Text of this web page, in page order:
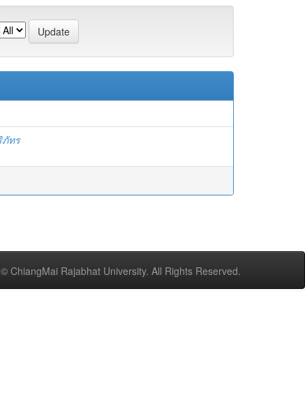
ภัทร
ChiangMai Rajabhat University. All Rights Reserved.